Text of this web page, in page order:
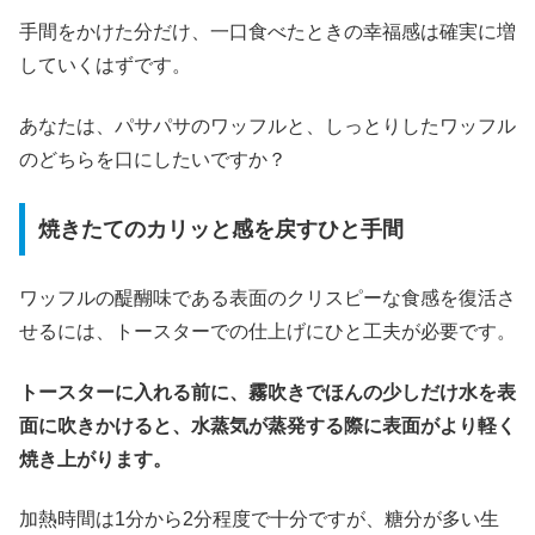
手間をかけた分だけ、一口食べたときの幸福感は確実に増
していくはずです。
あなたは、パサパサのワッフルと、しっとりしたワッフル
のどちらを口にしたいですか？
焼きたてのカリッと感を戻すひと手間
ワッフルの醍醐味である表面のクリスピーな食感を復活さ
せるには、トースターでの仕上げにひと工夫が必要です。
トースターに入れる前に、霧吹きでほんの少しだけ水を表
面に吹きかけると、水蒸気が蒸発する際に表面がより軽く
焼き上がります。
加熱時間は1分から2分程度で十分ですが、糖分が多い生